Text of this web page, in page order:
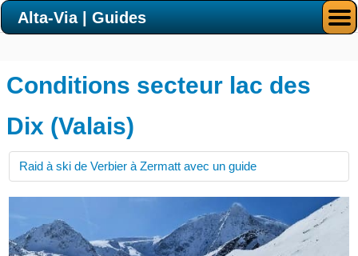
Conditions secteur lac des
Dix (Valais)
Raid à ski de Verbier à Zermatt avec un guide
Alta-Via | Guides